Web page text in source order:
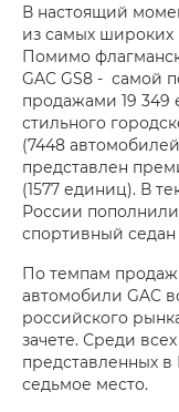
В настоящий
из самых широких
Помимо
GAC GS8 - самой
продажами 19
стильного
(7448
представлен
(1577 единиц). В
России
спортивный седан
По темпам
автомобили GAC
российского
зачете. Среди
представленных в
седьмое место.